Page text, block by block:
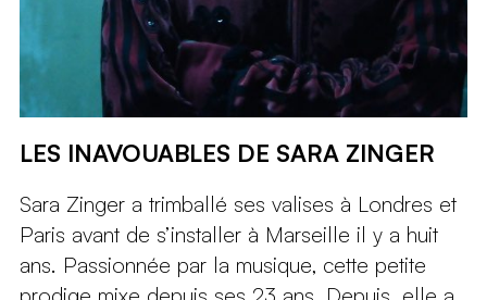
LES INAVOUABLES DE SARA ZINGER
Sara Zinger a trimballé ses valises à Londres et
Paris avant de s’installer à Marseille il y a huit
ans. Passionnée par la musique, cette petite